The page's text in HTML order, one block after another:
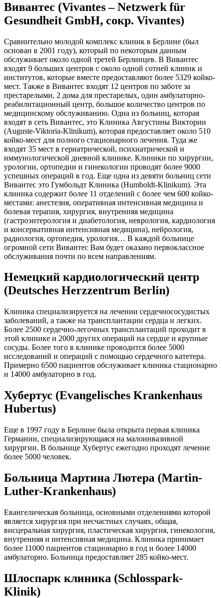
Вивантес (Vivantes – Netzwerk für
Gesundheit GmbH, cокр. Vivantes)
Сравнительно молодой комплекс клиник в Берлине (был
основан в 2001 году), который по некоторым данным
обслуживает около одной третей Берлинцев. В Вивантес
входят 9 больших центров с около одной сотней клиник и
институтов, которые вместе предоставляют более 5329 койко-
мест. Также в Вивантес входят 12 центров по заботе за
престарелыми, 2 дома для престарелых, один амбулаторно-
реабилитационный центр, большое количество центров по
медицинскому обслуживанию. Одна из больниц, которая
входят в сеть Вивантес, это Клиника Августины Виктории
(Auguste-Viktoria-Klinikum), которая предоставляет около 510
койко-мест для полного стационарного лечения. Туда же
входят 35 мест в гериатрической, психиатрической и
иммунологической дневной клинике. Клиники по хирургии,
урологии, ортопедии и гинекологии проводят более 9000
успешных операций в год. Еще одна из девяти больниц сети
Вивантес это Гумбольдт Клиника (Humboldt-Klinikum). Эта
клиника содержит более 11 отделений с более чем 600 койко-
местами: анестезия, оперативная интенсивная медицина и
болевая терапия, хирургия, внутренняя медицина
(гастроэнтерология и диабетология, неврология, кардиология
и консервативная интенсивная медицина), нейрология,
радиология, ортопедия, урология… В каждой больнице
огромной сети Вивантес Вам будет оказано первоклассное
обслуживания почти по всем направлениям.
Немецкий кардиологический центр
(Deutsches Herzzentrum Berlin)
Клиника специализируется на лечении сердечнососудистых
заболеваний, а также на трансплантации сердца и легких.
Более 2500 сердечно-легочных трансплантаций проходит в
этой клинике и 2000 других операций на сердце и крупные
сосуды. Более того в клинике проводится более 5000
исследований и операций с помощью сердечного катетера.
Примерно 6500 пациентов обслуживает клиника стационарно
и 14000 амбулаторно в год.
Хубертус (Evangelisches Krankenhaus
Hubertus)
Еще в 1997 году в Берлине была открыта первая клиника
Германии, специализирующаяся на малоинвазивной
хирургии. В больнице Хубертус ежегодно проходят лечение
более 5000 человек.
Больница Мартина Лютера (Martin-
Luther-Krankenhaus)
Евангелическая больница, основными отделениями которой
является хирургия при несчастных случаях, общая,
висцеральная хирургия, пластическая хирургия, гинекология,
внутренняя и интенсивная медицина. Клиника принимает
более 11000 пациентов стационарно в год и более 14000
амбулаторно. Больница предоставляет 285 койко-мест.
Шлоспарк клиника (Schlosspark-
Klinik)